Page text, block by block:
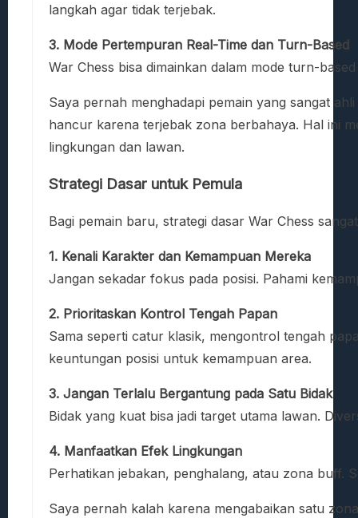
langkah agar tidak terjebak.
3. Mode Pertempuran Real-Time dan Turn-Based
War Chess bisa dimainkan dalam mode turn-
Saya pernah menghadapi pemain yang sangat
hancur karena terjebak zona berbahaya. Hal ini
lingkungan dan lawan.
Strategi Dasar untuk Pemula
Bagi pemain baru, strategi dasar War Chess
1. Kenali Karakter dan Kemampuan Mereka
Jangan sekadar fokus pada posisi. Pahami
2. Prioritaskan Kontrol Tengah Papan
Sama seperti catur klasik, mengontrol tengah
keuntungan posisi untuk kemampuan area.
3. Jangan Terlalu Bergantung pada Satu Bidak
Bidak yang kuat bisa jadi target utama lawan.
4. Manfaatkan Efek Lingkungan
Perhatikan jebakan, penghalang, atau zona buff.
Saya pernah kalah karena mengabaikan satu